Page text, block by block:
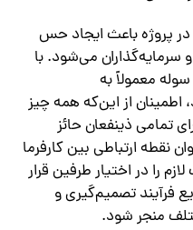
پروژه باعث ایجاد حس
و سرمایه‌گذاران می‌شود. با
معمولاً به
اطمینان از این‌که همه چیز
تمامی ذینفعان حائز
ارتباطی بین کارفرما
را در اختیار طرفین قرار
فرآیند تصمیم‌گیری و
منجر شود.